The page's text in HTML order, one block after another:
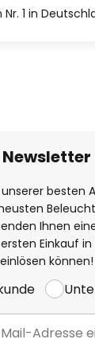
1 in
Newsletter
besten
Ihnen
Einkauf
einlösen können!